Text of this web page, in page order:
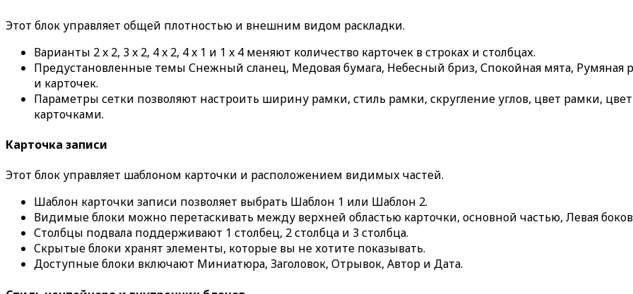
Этот блок управляет общей плотностью и внешним видом раскладки.
Варианты 2 x 2, 3 x 2, 4 x 2, 4 x 1 и 1 x 4 меняют количество карточек в строках и столбцах.
Предустановленные темы Снежный сланец, Медовая бумага, Небесный бриз, Спокойная мята, Румяная
и карточек.
Параметры сетки позволяют настроить ширину рамки, стиль рамки, скругление углов, цвет рамки,
карточками.
Карточка записи
Этот блок управляет шаблоном карточки и расположением видимых частей.
Шаблон карточки записи позволяет выбрать Шаблон 1 или Шаблон 2.
Видимые блоки можно перетаскивать между верхней областью карточки, основной частью, Левая
Столбцы подвала поддерживают 1 столбец, 2 столбца и 3 столбца.
Скрытые блоки хранят элементы, которые вы не хотите показывать.
Доступные блоки включают Миниатюра, Заголовок, Отрывок, Автор и Дата.